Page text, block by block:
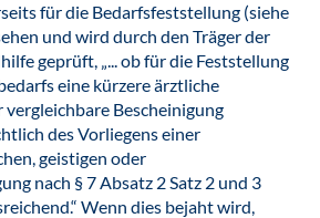
für die Bedarfsfeststellung (siehe
und wird durch den Träger der
geprüft, „... ob für die Feststellung
eine kürzere ärztliche
Bescheinigung
des Vorliegens einer
geistigen oder
nach § 7 Absatz 2 Satz 2 und 3
Wenn dies bejaht wird,